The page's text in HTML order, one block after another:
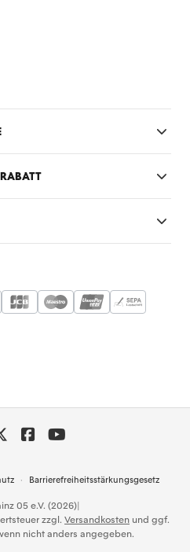
Barrierefreiheitsstärkungsgesetz
05 e.V. (2026)|
zzgl. Versandkosten und ggf.
nicht anders angegeben.